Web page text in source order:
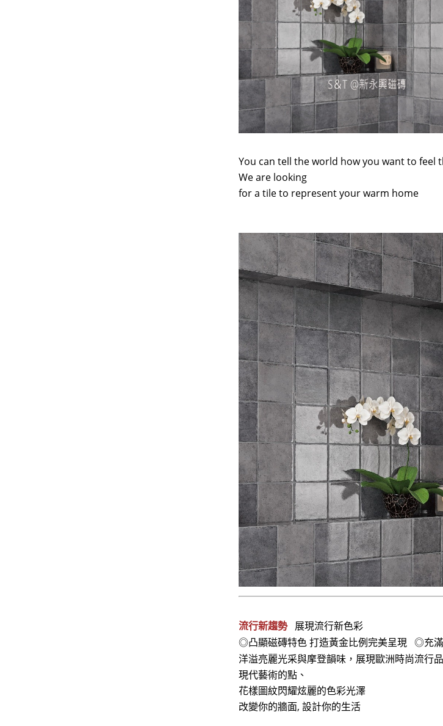
You can tell the world how you want to feel
We are looking
for a tile to represent your warm home
流行新趨勢展現流行新色彩
◎凸顯磁磚特色 打造黃金比例完美呈現 ◎充
洋溢亮麗光采與摩登韻味，展現歐洲時尚流行品
現代藝術的點、
花樣圖紋閃耀炫麗的色彩光澤
改變你的牆面, 設計你的生活